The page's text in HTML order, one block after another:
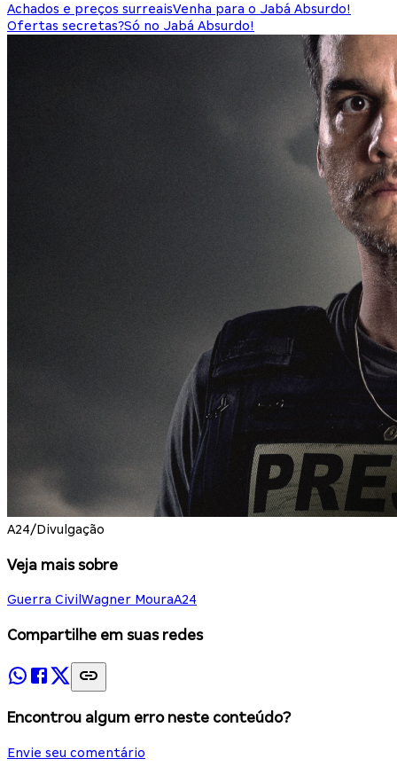
Achados e preços surreaisVenha para o Jabá Absurdo!
Ofertas secretas?Só no Jabá Absurdo!
A24/Divulgação
Veja mais sobre
Guerra Civil Wagner MouraA24
Compartilhe em suas redes
Encontrou algum erro neste conteúdo?
Envie seu comentário